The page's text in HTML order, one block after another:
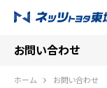
お問い合わせ
ホーム お問い合わせ